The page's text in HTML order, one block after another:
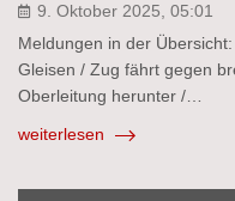
9. Oktober 2025, 05:01
Meldungen in der
Gleisen / Zug fährt gegen
Oberleitung herunter /…
weiterlesen